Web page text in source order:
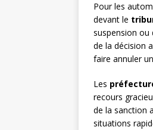
Pour les
devant le
suspension ou
de la décision
faire annuler
Les
recours
de la sanction
situations